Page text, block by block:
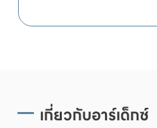
เกี่ยวกับอาร์เด็กซ์